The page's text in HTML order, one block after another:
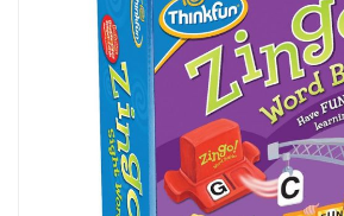
categorías